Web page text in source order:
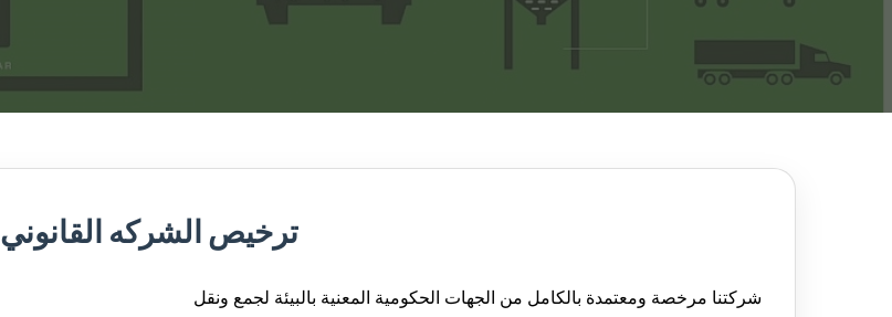
ترخيص الشركه القانوني
شركتنا مرخصة ومعتمدة بالكامل من الجهات الحكومية المعنية بالبيئة لجمع ونقل